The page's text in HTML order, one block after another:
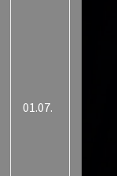
01.07.